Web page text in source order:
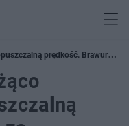
prędkość. Brawura za